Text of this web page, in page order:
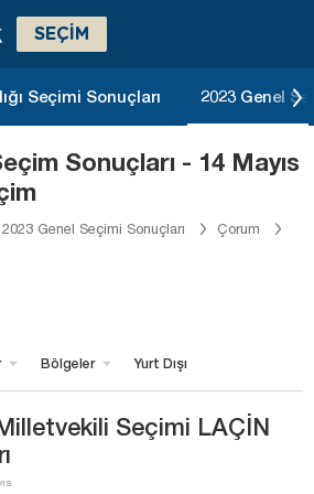
SEÇİM
Seçimi Sonuçları 2023 Genel
Sonuçları - 14 Mayıs
2023 Genel Seçimi Sonuçları
Çorum
Bölgeler Yurt Dışı
Seçimi LAÇİN